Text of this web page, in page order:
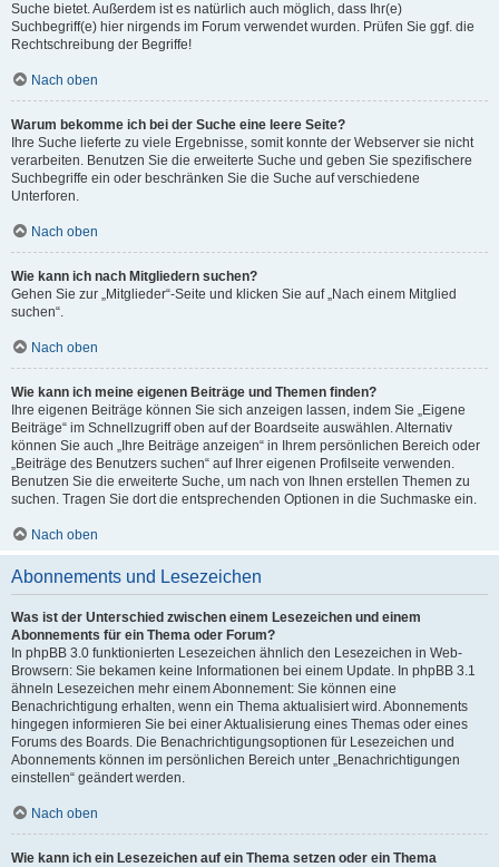
Suche bietet. Außerdem ist es natürlich auch möglich, dass Ihr(e)
Suchbegriff(e) hier nirgends im Forum verwendet wurden. Prüfen Sie ggf. die
Rechtschreibung der Begriffe!
Nach oben
Warum bekomme ich bei der Suche eine leere Seite?
Ihre Suche lieferte zu viele Ergebnisse, somit konnte der Webserver sie nicht
verarbeiten. Benutzen Sie die erweiterte Suche und geben Sie spezifischere
Suchbegriffe ein oder beschränken Sie die Suche auf verschiedene
Unterforen.
Nach oben
Wie kann ich nach Mitgliedern suchen?
Gehen Sie zur „Mitglieder“-Seite und klicken Sie auf „Nach einem Mitglied
suchen“.
Nach oben
Wie kann ich meine eigenen Beiträge und Themen finden?
Ihre eigenen Beiträge können Sie sich anzeigen lassen, indem Sie „Eigene
Beiträge“ im Schnellzugriff oben auf der Boardseite auswählen. Alternativ
können Sie auch „Ihre Beiträge anzeigen“ in Ihrem persönlichen Bereich oder
„Beiträge des Benutzers suchen“ auf Ihrer eigenen Profilseite verwenden.
Benutzen Sie die erweiterte Suche, um nach von Ihnen erstellen Themen zu
suchen. Tragen Sie dort die entsprechenden Optionen in die Suchmaske ein.
Nach oben
Abonnements und Lesezeichen
Was ist der Unterschied zwischen einem Lesezeichen und einem
Abonnements für ein Thema oder Forum?
In phpBB 3.0 funktionierten Lesezeichen ähnlich den Lesezeichen in Web-
Browsern: Sie bekamen keine Informationen bei einem Update. In phpBB 3.1
ähneln Lesezeichen mehr einem Abonnement: Sie können eine
Benachrichtigung erhalten, wenn ein Thema aktualisiert wird. Abonnements
hingegen informieren Sie bei einer Aktualisierung eines Themas oder eines
Forums des Boards. Die Benachrichtigungsoptionen für Lesezeichen und
Abonnements können im persönlichen Bereich unter „Benachrichtigungen
einstellen“ geändert werden.
Nach oben
Wie kann ich ein Lesezeichen auf ein Thema setzen oder ein Thema